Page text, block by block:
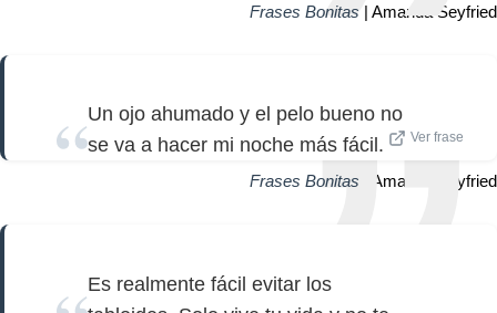
Frases Bonitas | Amanda Seyfried
Un ojo ahumado y el pelo bueno no
se va a hacer mi noche más fácil.
Ver frase
Frases Bonitas | Amanda Seyfried
Es realmente fácil evitar los